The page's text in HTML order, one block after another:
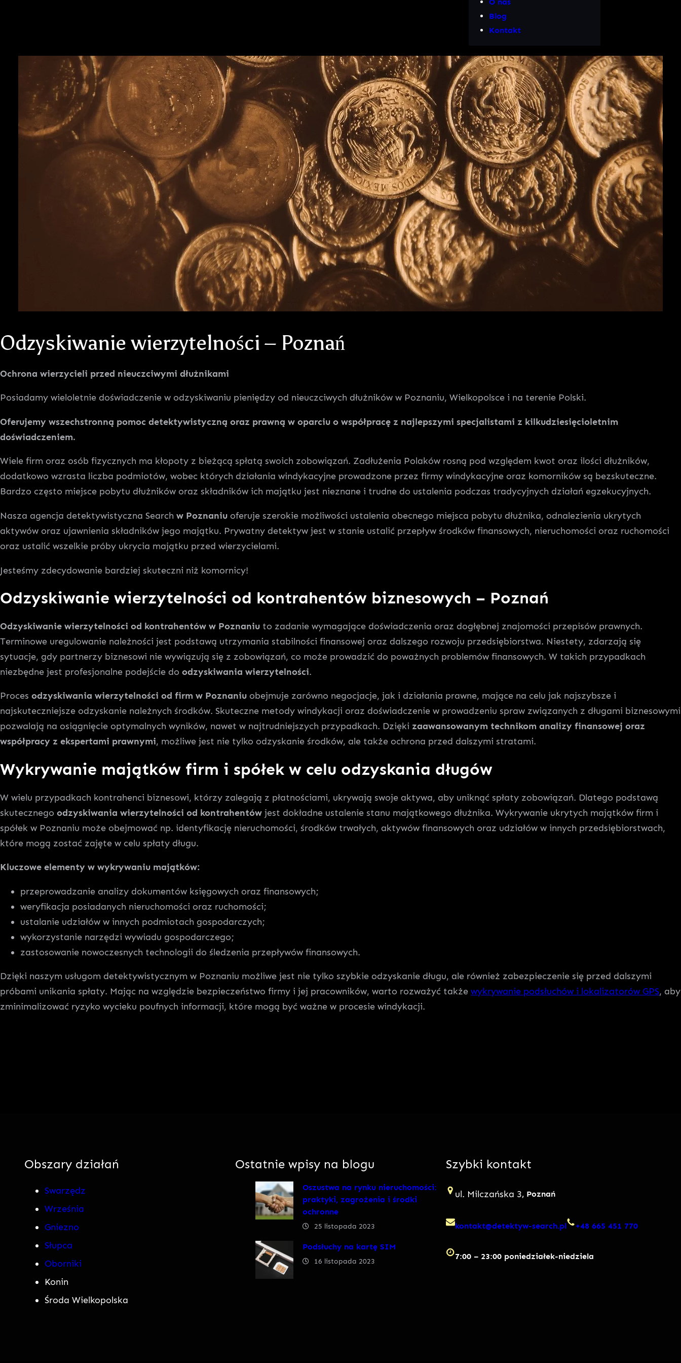
Blog
Kontakt
Odzyskiwanie wierzytelności – Poznań
Ochrona wierzycieli przed nieuczciwymi dłużnikami
Posiadamy wieloletnie doświadczenie w odzyskiwaniu pieniędzy od nieuczciwych dłużników w Poznaniu, Wielkopolsce i na terenie Polski.
Oferujemy wszechstronną pomoc detektywistyczną oraz prawną w oparciu o współpracę z najlepszymi specjalistami z kilkudziesięcioletnim
doświadczeniem.
Wiele firm oraz osób fizycznych ma kłopoty z bieżącą spłatą swoich zobowiązań. Zadłużenia Polaków rosną pod względem kwot oraz ilości dłużników,
dodatkowo wzrasta liczba podmiotów, wobec których działania windykacyjne prowadzone przez firmy windykacyjne oraz komorników są bezskuteczne.
Bardzo często miejsce pobytu dłużników oraz składników ich majątku jest nieznane i trudne do ustalenia podczas tradycyjnych działań egzekucyjnych.
Nasza agencja detektywistyczna Search w Poznaniu oferuje szerokie możliwości ustalenia obecnego miejsca pobytu dłużnika, odnalezienia ukrytych
aktywów oraz ujawnienia składników jego majątku. Prywatny detektyw jest w stanie ustalić przepływ środków finansowych, nieruchomości oraz ruchomości
oraz ustalić wszelkie próby ukrycia majątku przed wierzycielami.
Jesteśmy zdecydowanie bardziej skuteczni niż komornicy!
Odzyskiwanie wierzytelności od kontrahentów biznesowych – Poznań
Odzyskiwanie wierzytelności od kontrahentów w Poznaniu to zadanie wymagające doświadczenia oraz dogłębnej znajomości przepisów prawnych.
Terminowe uregulowanie należności jest podstawą utrzymania stabilności finansowej oraz dalszego rozwoju przedsiębiorstwa. Niestety, zdarzają się
sytuacje, gdy partnerzy biznesowi nie wywiązują się z zobowiązań, co może prowadzić do poważnych problemów finansowych. W takich przypadkach
niezbędne jest profesjonalne podejście do odzyskiwania wierzytelności.
Proces odzyskiwania wierzytelności od firm w Poznaniu obejmuje zarówno negocjacje, jak i działania prawne, mające na celu jak najszybsze i
najskuteczniejsze odzyskanie należnych środków. Skuteczne metody windykacji oraz doświadczenie w prowadzeniu spraw związanych z długami biznesowymi
pozwalają na osiągnięcie optymalnych wyników, nawet w najtrudniejszych przypadkach. Dzięki zaawansowanym technikom analizy finansowej oraz
współpracy z ekspertami prawnymi, możliwe jest nie tylko odzyskanie środków, ale także ochrona przed dalszymi stratami.
Wykrywanie majątków firm i spółek w celu odzyskania długów
W wielu przypadkach kontrahenci biznesowi, którzy zalegają z płatnościami, ukrywają swoje aktywa, aby uniknąć spłaty zobowiązań. Dlatego podstawą
skutecznego odzyskiwania wierzytelności od kontrahentów jest dokładne ustalenie stanu majątkowego dłużnika. Wykrywanie ukrytych majątków firm i
spółek w Poznaniu może obejmować np. identyfikację nieruchomości, środków trwałych, aktywów finansowych oraz udziałów w innych przedsiębiorstwach,
które mogą zostać zajęte w celu spłaty długu.
Kluczowe elementy w wykrywaniu majątków:
przeprowadzanie analizy dokumentów księgowych oraz finansowych;
weryfikacja posiadanych nieruchomości oraz ruchomości;
ustalanie udziałów w innych podmiotach gospodarczych;
wykorzystanie narzędzi wywiadu gospodarczego;
zastosowanie nowoczesnych technologii do śledzenia przepływów finansowych.
Dzięki naszym usługom detektywistycznym w Poznaniu możliwe jest nie tylko szybkie odzyskanie długu, ale również zabezpieczenie się przed dalszymi
próbami unikania spłaty. Mając na względzie bezpieczeństwo firmy i jej pracowników, warto rozważyć także wykrywanie podsłuchów i lokalizatorów GPS, aby
zminimalizować ryzyko wycieku poufnych informacji, które mogą być ważne w procesie windykacji.
Obszary działań
Swarzędz
Września
Gniezno
Słupca
Oborniki
Konin
Środa Wielkopolska
Ostatnie wpisy na blogu
Oszustwa na rynku nieruchomości:
praktyki, zagrożenia i środki
ochronne
25 listopada 2023
Podsłuchy na kartę SIM
16 listopada 2023
Szybki kontakt
ul. Milczańska 3, Poznań
kontakt@detektyw-search.pl +48 665 451 770
7:00 – 23:00 poniedziałek-niedziela